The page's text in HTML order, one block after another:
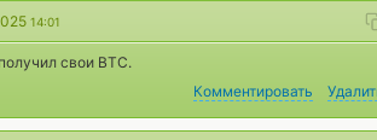
14:01
свои BTC.
Комментировать